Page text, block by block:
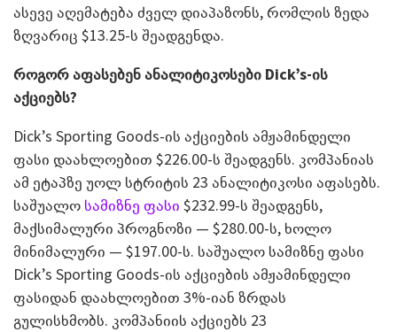
ასევე აღემატება ძველ დიაპაზონს, რომლის ზედა
ზღვარიც $13.25-ს შეადგენდა.
როგორ აფასებენ ანალიტიკოსები Dick’s-ის
აქციებს?
Dick’s Sporting Goods-ის აქციების ამჟამინდელი
ფასი დაახლოებით $226.00-ს შეადგენს. კომპანიას
ამ ეტაპზე უოლ სტრიტის 23 ანალიტიკოსი აფასებს.
საშუალო სამიზნე ფასი $232.99-ს შეადგენს,
მაქსიმალური პროგნოზი — $280.00-ს, ხოლო
მინიმალური — $197.00-ს. საშუალო სამიზნე ფასი
Dick’s Sporting Goods-ის აქციების ამჟამინდელი
ფასიდან დაახლოებით 3%-იან ზრდას
გულისხმობს. კომპანიის აქციებს 23